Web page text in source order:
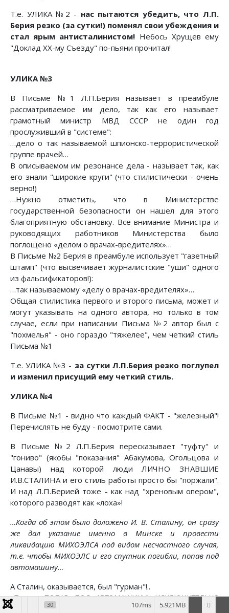
Т.е. УЛИКА №2 - нас пытаются убедить, что Л.П.
Берия резко (за сутки!) поменял свои убеждения и
стал ярым антисталинистом! Небось Хрущев ему
"Доклад ХХ-му Съезду" по-пьяни прочитал!
УЛИКА №3
В Письме №1 Л.П.Берия называет в преамбуле
рассматриваемое им дело, так как его называет
грамотный министр МВД СССР не один год
прослуживший в "системе":
…дело о так называемой шпионско-террористической
группе врачей…
В описываемом им резонансе дела - называет так, как
его знали "широкие круги" (что стилистически - очень
верно!)
…Нужно отметить, что в Министерстве
государственной безопасности он нашел для этого
благоприятную обстановку. Все внимание Министра и
руководящих работников Министерства было
поглощено «делом о врачах-вредителях»…
В Письме №2 Берия в преамбуле использует "газетный
штамп" (что высвечивает журналистские "уши" одного
из фальсификаторов!):
…так называемому «делу о врачах-вредителях»…
Общая стилистика первого и второго письма, может и
могут указывать на одного автора, но только в том
случае, если при написании Письма №2 автор был с
"похмелья" - оно гораздо "тяжелее", чем четкий стиль
Письма №1
Т.е. УЛИКА №3 - за сутки Л.П.Берия резко поглупел
и изменил присущий ему четкий стиль.
УЛИКА №4
В Письме №1 - видно что каждый ФАКТ - "железный"!
Перечислять не буду - посмотрите сами.
В Письме №2 Л.П.Берия пересказывает "туфту" и
"гониво" (якобы "показания" Абакумова, Огольцова и
Цанавы) над которой люди ЛИЧНО ЗНАВШИЕ
И.В.СТАЛИНА и его стиль работы просто бы "поржали".
И над Л.П.Берией тоже - как над "хреновым опером",
которого разводят как «лоха»!
…Когда об этом было доложено И. В. Сталину, он сразу
же дал указание именно в Минске и провести
ликвидацию МИХОЭЛСА под видом несчастного случая,
т.е. чтобы МИХОЭЛС и его спутник погибли, попав под
автомашину…
А Сталин, оказывается, был "гурман"!..
«Только ПОПАВ ПОД АВТОМАШИНУ! ИСКЛЮЧИТЕЛЬНО
ПОД АВТОМАШИНУ! И ЧТОБЫ ПОД СТУДЕБЕККЕР, А НЕ ПОД
30 5.921MB
107ms